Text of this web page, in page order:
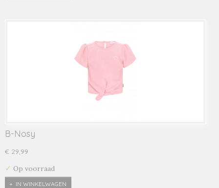
B-Nosy
€ 29,99
✓ Op voorraad
IN WINKELWAGEN